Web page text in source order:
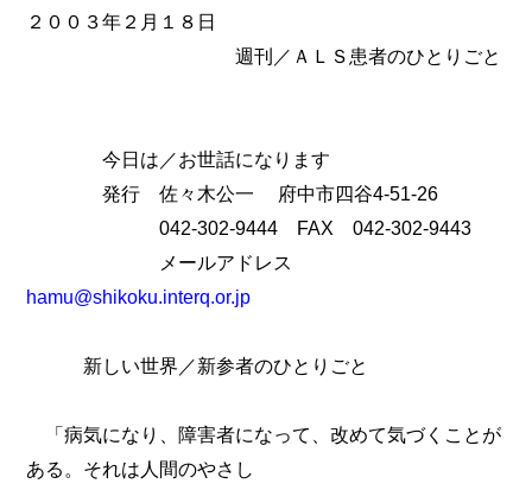
２００３年２月１８日
週刊／ＡＬＳ患者のひとりごと
今日は／お世話になります
発行 佐々木公一 府中市四谷4-51-26
042-302-9444 FAX 042-302-9443
メールアドレス
hamu@shikoku.interq.or.jp
新しい世界／新参者のひとりごと
「病気になり、障害者になって、改めて気づくことが
ある。それは人間のやさし